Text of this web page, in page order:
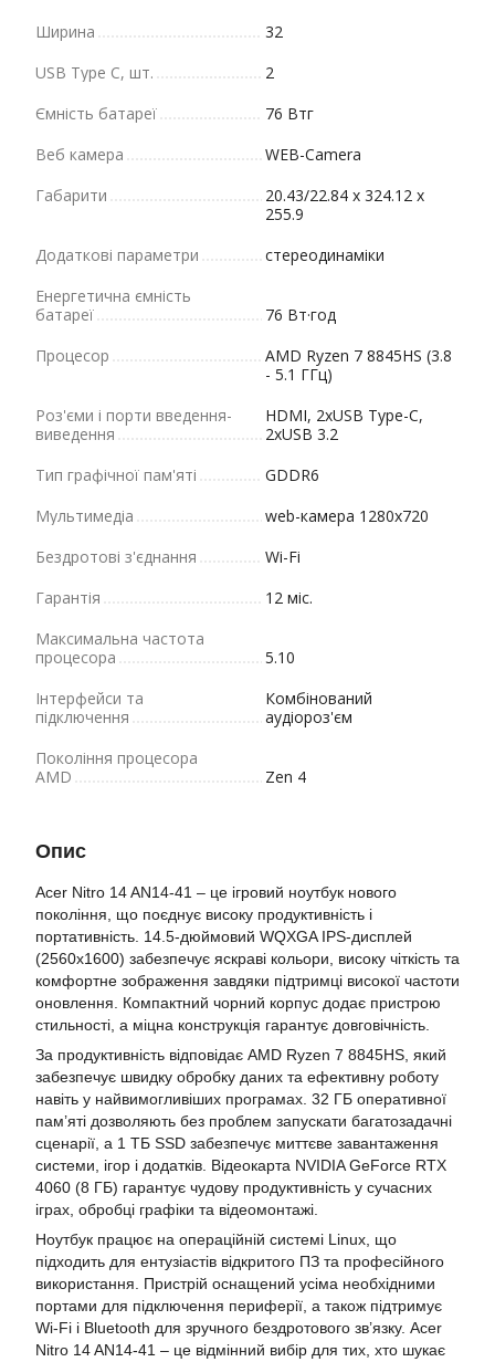
Ширина
32
USB Type C, шт.
2
Ємність батареї
76 Втг
Веб камера
WEB-Camera
Габарити
20.43/22.84 x 324.12 x
255.9
Додаткові параметри
стереодинаміки
Енергетична ємність
батареї
76 Вт·год
Процесор
AMD Ryzen 7 8845HS (3.8
- 5.1 ГГц)
Роз'єми і порти введення-
виведення
HDMI, 2xUSB Type-C,
2xUSB 3.2
Тип графічної пам'яті
GDDR6
Мультимедіа
web-камера 1280x720
Бездротові з'єднання
Wi-Fi
Гарантія
12 міс.
Максимальна частота
процесора
5.10
Інтерфейси та
підключення
Комбінований
аудіороз'єм
Покоління процесора
AMD
Zen 4
Опис
Acer Nitro 14 AN14-41 – це ігровий ноутбук нового
покоління, що поєднує високу продуктивність і
портативність. 14.5-дюймовий WQXGA IPS-дисплей
(2560x1600) забезпечує яскраві кольори, високу чіткість та
комфортне зображення завдяки підтримці високої частоти
оновлення. Компактний чорний корпус додає пристрою
стильності, а міцна конструкція гарантує довговічність.
За продуктивність відповідає AMD Ryzen 7 8845HS, який
забезпечує швидку обробку даних та ефективну роботу
навіть у найвимогливіших програмах. 32 ГБ оперативної
пам’яті дозволяють без проблем запускати багатозадачні
сценарії, а 1 ТБ SSD забезпечує миттєве завантаження
системи, ігор і додатків. Відеокарта NVIDIA GeForce RTX
4060 (8 ГБ) гарантує чудову продуктивність у сучасних
іграх, обробці графіки та відеомонтажі.
Ноутбук працює на операційній системі Linux, що
підходить для ентузіастів відкритого ПЗ та професійного
використання. Пристрій оснащений усіма необхідними
портами для підключення периферії, а також підтримує
Wi-Fi і Bluetooth для зручного бездротового зв’язку. Acer
Nitro 14 AN14-41 – це відмінний вибір для тих, хто шукає